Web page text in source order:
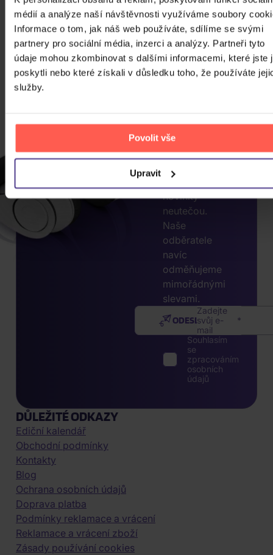
médií a analýze naší návštěvnosti využíváme soubory
Informace o tom, jak náš web používáte, sdílíme se svými
partnery pro sociální média, inzerci a analýzy. Partneři tyto
údaje mohou zkombinovat s dalšími informacemi, které jste
poskytli nebo které získali v důsledku toho, že používáte
služby.
Povolit vše
Upravit
CHCETE
JEŠTĚ
VÍCE
E-MAIL.
Přihlaste se k
odběru našeho
vám akce nebo
novinky
neutečou.
Naše
odběratele
navíc
odměňujeme
mimořádnými
slevami.
Zadejte
svůj e-
mail
ODESLAT
Souhlasím
se
zpracováním
osobních
údajů
DŮLEŽITÉ ODKAZY
Ediční kalendář
Obchodní podmínky
Kontakty
Blog
Ochrana osobních údajů
Doprava platba
Podmínky reklamace a vrácení
Reklamace a vrácení zboží
Zásady používání cookies